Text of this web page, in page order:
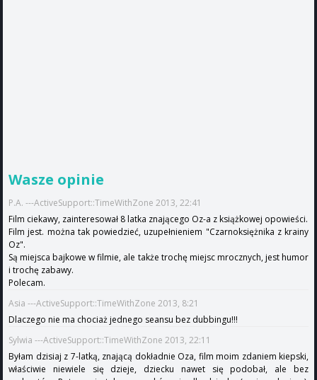
Wasze opinie
P.A. ---ActiveSupport::TimeWithZone 2013, 22:41
Film ciekawy, zainteresował 8 latka znającego Oz-a z książkowej opowieści.
Film jest. można tak powiedzieć, uzupełnieniem "Czarnoksiężnika z krainy
Oz".
Są miejsca bajkowe w filmie, ale także trochę miejsc mrocznych, jest humor
i trochę zabawy.
Polecam.
Asia ---ActiveSupport::TimeWithZone 2013, 8:21
Dlaczego nie ma chociaż jednego seansu bez dubbingu!!!
Sylwia ---ActiveSupport::TimeWithZone 2013, 22:11
Byłam dzisiaj z 7-latką, znającą dokładnie Oza, film moim zdaniem kiepski,
właściwie niewiele się dzieje, dziecku nawet się podobał, ale bez